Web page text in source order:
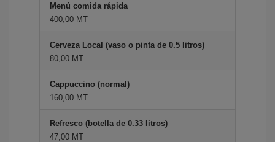
Menú comida rápida
400,00 MT
Cerveza Local (vaso o pinta de 0.5 litros)
80,00 MT
Cappuccino (normal)
160,00 MT
Refresco (botella de 0.33 litros)
47,00 MT